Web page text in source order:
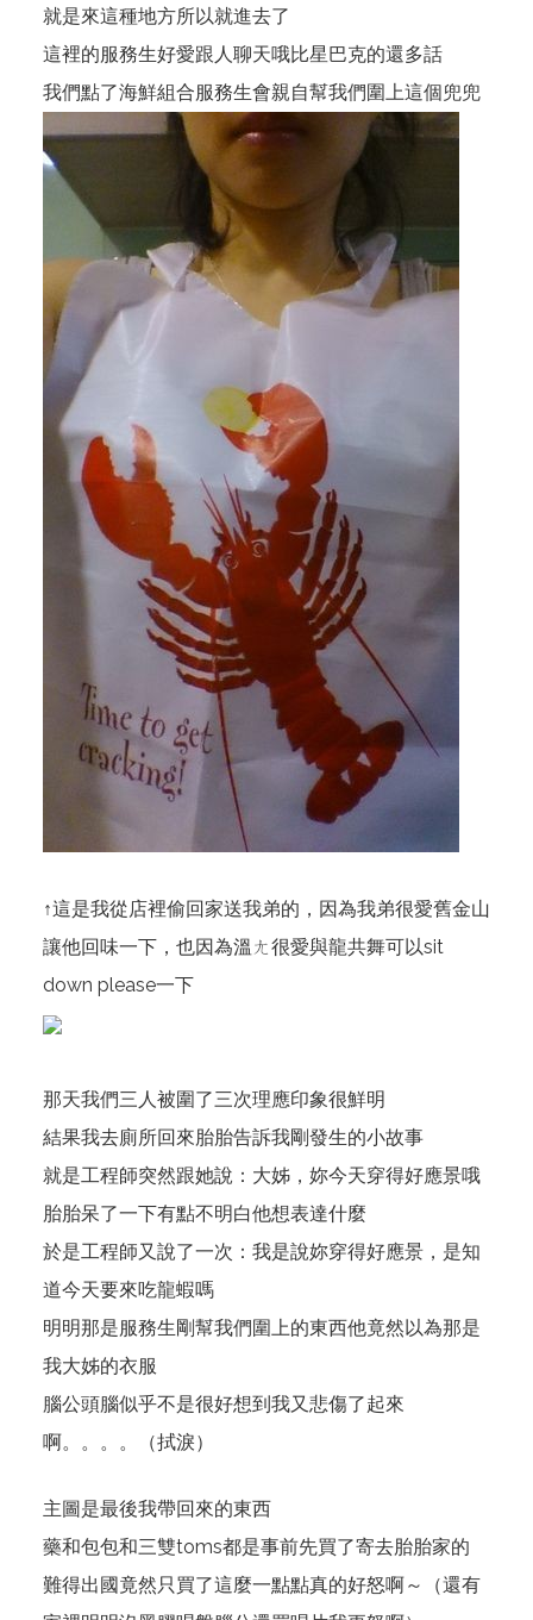
就是來這種地方所以就進去了
這裡的服務生好愛跟人聊天哦比星巴克的還多話
我們點了海鮮組合服務生會親自幫我們圍上這個兜兜
↑這是我從店裡偷回家送我弟的，因為我弟很愛舊金山
讓他回味一下，也因為溫ㄤ很愛與龍共舞可以sit
down please一下
那天我們三人被圍了三次理應印象很鮮明
結果我去廁所回來胎胎告訴我剛發生的小故事
就是工程師突然跟她說：大姊，妳今天穿得好應景哦
胎胎呆了一下有點不明白他想表達什麼
於是工程師又說了一次：我是說妳穿得好應景，是知
道今天要來吃龍蝦嗎
明明那是服務生剛幫我們圍上的東西他竟然以為那是
我大姊的衣服
腦公頭腦似乎不是很好想到我又悲傷了起來
啊。。。。（拭淚）
主圖是最後我帶回來的東西
藥和包包和三雙toms都是事前先買了寄去胎胎家的
難得出國竟然只買了這麼一點點真的好怒啊～（還有